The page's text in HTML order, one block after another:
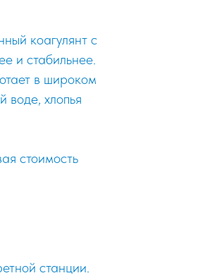
коагулянт с
и стабильнее.
в широком
воде, хлопья
стоимость
станции.